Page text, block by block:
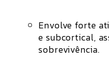
Envolve forte
e subcortical,
sobrevivência.